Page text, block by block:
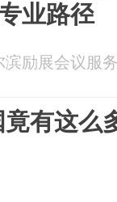
业路径
滨励展会议服
有这么